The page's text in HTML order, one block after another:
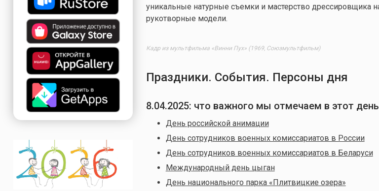
уникальные натурные съемки и мастерство дрессировщика
рукотворные модели.
Кадр из мультфильма «Винни Пух» (1969, Союзмультфильм)
Праздники. События. Персоны дня
8.04.2025: что важного мы отмечаем в этот
День российской анимации
День сотрудников военных комиссариатов в России
День сотрудников военных комиссариатов в Беларуси
Международный день цыган
День национального парка «Плитвицкие озера»